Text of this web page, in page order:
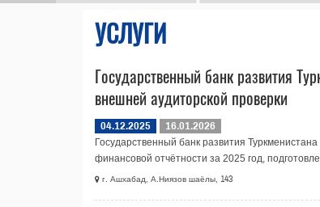
УСЛУГИ
Государственный банк развития
внешней аудиторской проверки
04.12.2025
16.01.2026
Государственный банк развития
финансовой отчётности за 2025 год,
г. Ашхабад, А.Ниязов шаёлы, 143